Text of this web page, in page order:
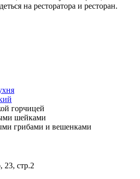
на ресторатора и ресторан.
23, стр.2